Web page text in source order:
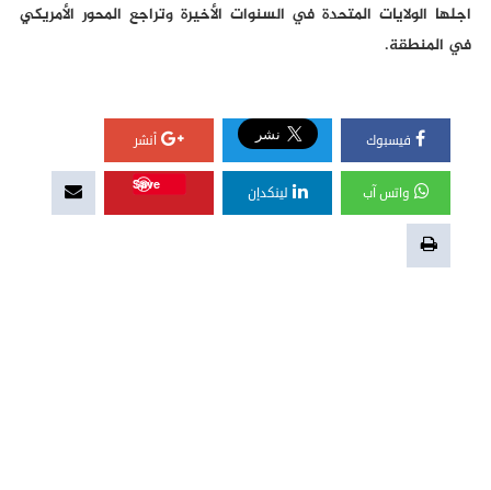
اجلها الولايات المتحدة في السنوات الأخيرة وتراجع المحور الأمريكي
في المنطقة.
فيسبوك أنشر
واتس آب لينكدإن
Save